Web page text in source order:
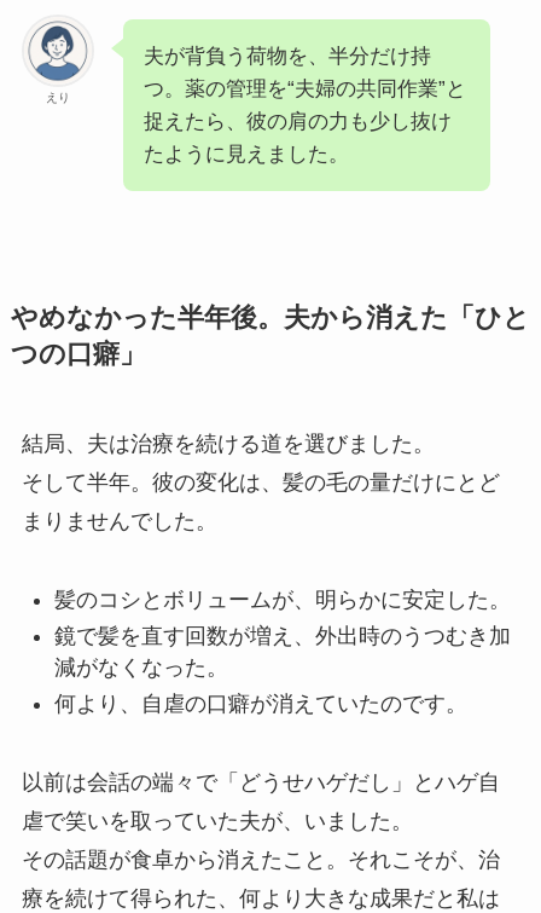
えり
夫が背負う荷物を、半分だけ持
つ。薬の管理を“夫婦の共同作業”と
捉えたら、彼の肩の力も少し抜け
たように見えました。
やめなかった半年後。夫から消えた「ひと
つの口癖」
結局、夫は治療を続ける道を選びました。
そして半年。彼の変化は、髪の毛の量だけにとど
まりませんでした。
髪のコシとボリュームが、明らかに安定した。
鏡で髪を直す回数が増え、外出時のうつむき加
減がなくなった。
何より、自虐の口癖が消えていたのです。
以前は会話の端々で「どうせハゲだし」とハゲ自
虐で笑いを取っていた夫が、いました。
その話題が食卓から消えたこと。それこそが、治
療を続けて得られた、何より大きな成果だと私は